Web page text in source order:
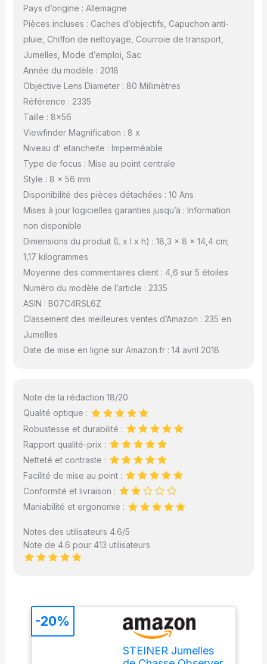
Pays d’origine : Allemagne
Pièces incluses : Caches d’objectifs, Capuchon anti-
pluie, Chiffon de nettoyage, Courroie de transport,
Jumelles, Mode d’emploi, Sac
Année du modèle : 2018
Objective Lens Diameter : 80 Millimètres
Référence : 2335
Taille : 8×56
Viewfinder Magnification : 8 x
Niveau d’ etancheite : Imperméable
Type de focus : Mise au point centrale
Style : 8 x 56 mm
Disponibilité des pièces détachées : 10 Ans
Mises à jour logicielles garanties jusqu’à : Information
non disponible
Dimensions du produit (L x l x h) : 18,3 x 8 x 14,4 cm;
1,17 kilogrammes
Moyenne des commentaires client : 4,6 sur 5 étoiles
Numéro du modèle de l’article : 2335
ASIN : B07C4RSL6Z
Classement des meilleures ventes d’Amazon : 235 en
Jumelles
Date de mise en ligne sur Amazon.fr : 14 avril 2018
Note de la rédaction 18/20
Qualité optique :
Robustesse et durabilité :
Rapport qualité-prix :
Netteté et contraste :
Facilité de mise au point :
Conformité et livraison :
Maniabilité et ergonomie :
Notes des utilisateurs 4.6/5
Note de 4.6 pour 413 utilisateurs
STEINER Jumelles
-20%